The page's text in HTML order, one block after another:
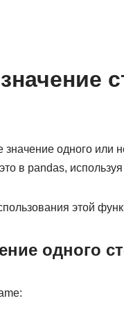
одного или
в pandas,
этой
одного